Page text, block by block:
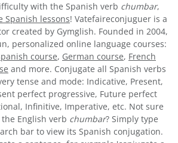
with the Spanish verb chumbar,
Spanish lessons! Vatefaireconjuguer is a
created by Gymglish. Founded in 2004,
personalized online language courses:
course, German course, French
and more. Conjugate all Spanish verbs
tense and mode: Indicative, Present,
perfect progressive, Future perfect
Infinitive, Imperative, etc. Not sure
English verb chumbar? Simply type
bar to view its Spanish conjugation.